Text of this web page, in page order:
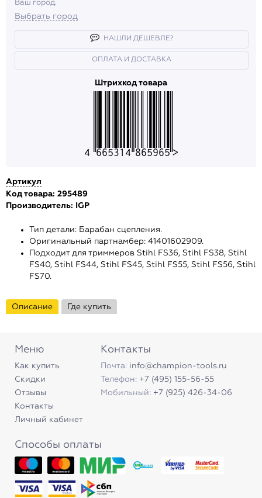
Ваш город.
Выбрать город
НАШЛИ ДЕШЕВЛЕ?
ОПЛАТА И ДОСТАВКА
Штрихкод товара
Артикул
Код товара: 295489
Производитель:
IGP
Тип детали: Барабан сцепления.
Оригинальный партнамбер: 41401602909.
Подходит для триммеров Stihl FS36, Stihl FS38, Stihl
FS40, Stihl FS44, Stihl FS45, Stihl FS55, Stihl FS56, Stihl
FS70.
Описание Где купить
Меню
Как купить
Скидки
Отзывы
Контакты
Личный кабинет
Контакты
Почта: info@champion-tools.ru
Телефон: +7 (495) 155-56-55
Мобильный: +7 (925) 426-34-06
Способы оплаты